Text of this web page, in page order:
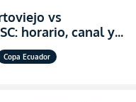
vs
horario, canal y
VIVO los octavos
Copa Ecuador
Copa Ecuador